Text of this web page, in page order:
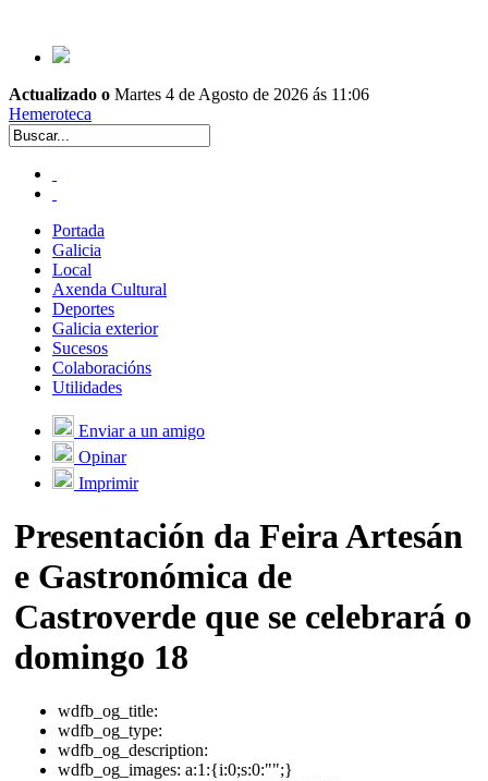
Actualizado o Martes 4 de Agosto de 2026 ás 11:06
Hemeroteca
Portada
Galicia
Local
Axenda Cultural
Deportes
Galicia exterior
Sucesos
Colaboracións
Utilidades
Enviar a un amigo
Opinar
Imprimir
Presentación da Feira Artesán
e Gastronómica de
Castroverde que se celebrará o
domingo 18
wdfb_og_title:
wdfb_og_type:
wdfb_og_description:
wdfb_og_images: a:1:{i:0;s:0:"";}